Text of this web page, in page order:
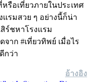
รือเที่ยวภายในประเทศ
แรมสวย ๆ อย่างนี้ก็น่า
ร์ชหาโรงแรม
าก #เที่ยวทิพย์ เมื่อไร
กว่า
อ้างอิง